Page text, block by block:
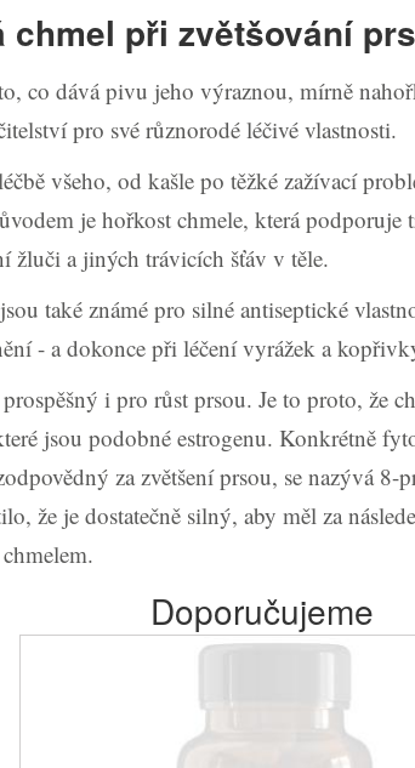
chmel při zvětšování
co dává pivu jeho výraznou, mírně
pro své různorodé léčivé vlastnosti.
všeho, od kašle po těžké zažívací
je hořkost chmele, která podporuje
žluči a jiných trávicích šťáv v těle.
také známé pro silné antiseptické
- a dokonce při léčení vyrážek a
i pro růst prsou. Je to proto, že
jsou podobné estrogenu. Konkrétně
za zvětšení prsou, se nazývá
že je dostatečně silný, aby měl za
Doporučujeme